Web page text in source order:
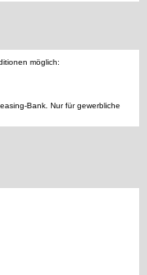
möglich:
Bank. Nur für gewerbliche